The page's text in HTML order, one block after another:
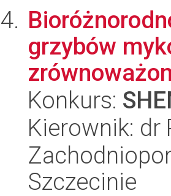
grzybów
Konkurs:
Kierownik: dr
Szczecinie